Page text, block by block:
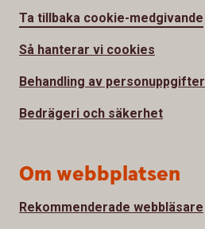
Ta tillbaka cookie-medgivande
Så hanterar vi cookies
Behandling av personuppgifter
Bedrägeri och säkerhet
Om webbplatsen
Rekommenderade webbläsare